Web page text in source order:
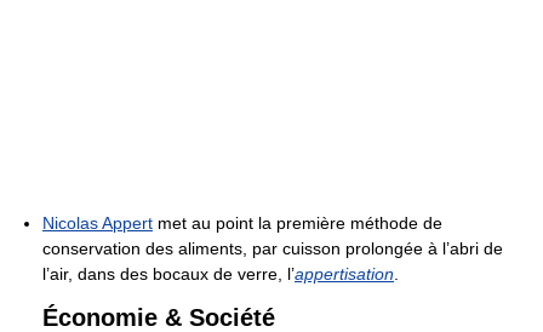
Nicolas Appert met au point la première méthode de
conservation des aliments, par cuisson prolongée à l’abri de
l’air, dans des bocaux de verre, l’appertisation
Économie & Société